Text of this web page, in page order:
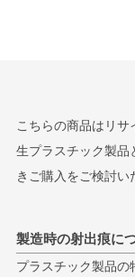
こちらの商品はリ
生プラスチック製品
きご購入をご検討い
製造時の射出痕に
プラスチック製品